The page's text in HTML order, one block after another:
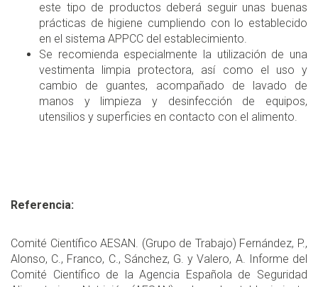
este tipo de productos deberá seguir unas buenas
prácticas de higiene cumpliendo con lo establecido
en el sistema APPCC del establecimiento.
Se recomienda especialmente la utilización de una
vestimenta limpia protectora, así como el uso y
cambio de guantes, acompañado de lavado de
manos y limpieza y desinfección de equipos,
utensilios y superficies en contacto con el alimento.
Referencia:
Comité Científico AESAN. (Grupo de Trabajo) Fernández, P.,
Alonso, C., Franco, C., Sánchez, G. y Valero, A. Informe del
Comité Científico de la Agencia Española de Seguridad